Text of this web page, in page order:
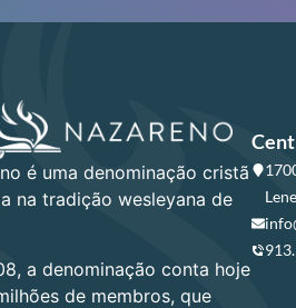
é uma denominação cristã
na tradição wesleyana de
a denominação conta hoje
de membros, que